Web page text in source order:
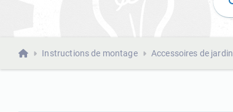
Instructions de montage Accessoires de jardin